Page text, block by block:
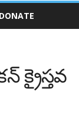
DONATE
క్రైస్తవ